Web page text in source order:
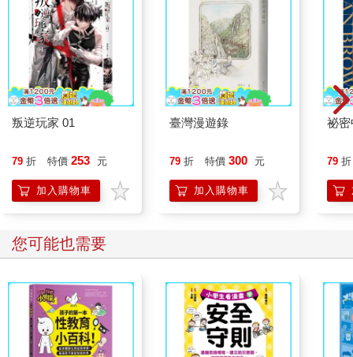
叛逆玩家 01
79 折 特價 253 元
加入購物車
臺灣漫遊錄
79 折 特價 300 元
加入購物車
祕
79 折
您可能也需要